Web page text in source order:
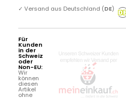
✓ Versand aus Deutschland (DE)
Für
Kunden
in der
Schweiz
oder
Non-EU:
Wir
können
diesen
Artikel
ohne